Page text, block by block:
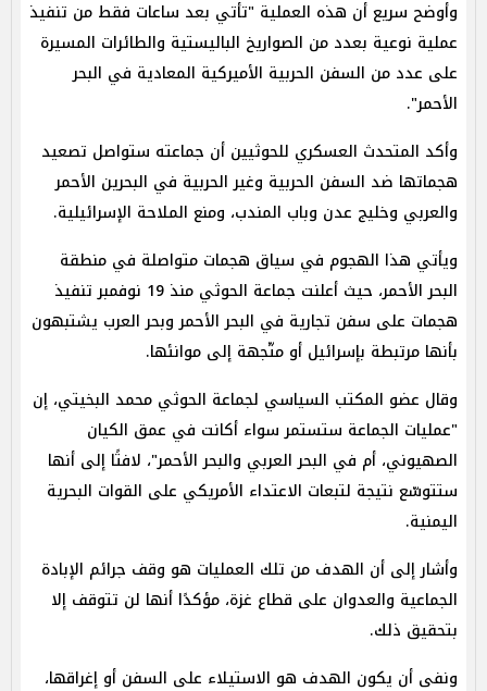
وأوضح سريع أن هذه العملية "تأتي بعد ساعات فقط من تنفيذ
عملية نوعية بعدد من الصواريخ الباليستية والطائرات المسيرة
على عدد من السفن الحربية الأميركية المعادية في البحر
الأحمر".
وأكد المتحدث العسكري للحوثيين أن جماعته ستواصل تصعيد
هجماتها ضد السفن الحربية وغير الحربية في البحرين الأحمر
والعربي وخليج عدن وباب المندب، ومنع الملاحة الإسرائيلية.
ويأتي هذا الهجوم في سياق هجمات متواصلة في منطقة
البحر الأحمر، حيث أعلنت جماعة الحوثي منذ 19 نوفمبر تنفيذ
هجمات على سفن تجارية في البحر الأحمر وبحر العرب يشتبهون
بأنها مرتبطة بإسرائيل أو متّجهة إلى موانئها.
وقال عضو المكتب السياسي لجماعة الحوثي محمد البخيتي، إن
"عمليات الجماعة ستستمر سواء أكانت في عمق الكيان
الصهيوني، أم في البحر العربي والبحر الأحمر"، لافتًا إلى أنها
ستتوسّع نتيجة لتبعات الاعتداء الأمريكي على القوات البحرية
اليمنية.
وأشار إلى أن الهدف من تلك العمليات هو وقف جرائم الإبادة
الجماعية والعدوان على قطاع غزة، مؤكدًا أنها لن تتوقف إلا
بتحقيق ذلك.
ونفى أن يكون الهدف هو الاستيلاء على السفن أو إغراقها،